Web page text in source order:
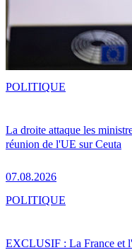
La droite attaque les
réunion de l'UE sur Ceuta
07.08.2026
POLITIQUE
EXCLUSIF : La France et
POLITIQUE